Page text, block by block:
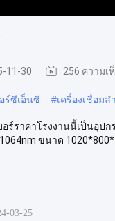
11-30 256 ความเ
ร์ซีเอ็นซี #เครื่องเชื่อมล
บอร์ราคาโรงงานนี้เป็น
ขนาด
03-25